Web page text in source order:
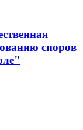
споров